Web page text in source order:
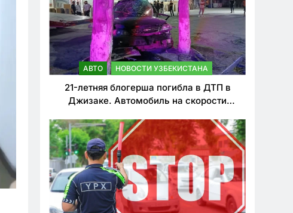
АВТО НОВОСТИ УЗБЕКИСТАНА
21-летняя блогерша погибла в ДТП в
Джизаке. Автомобиль на скорости